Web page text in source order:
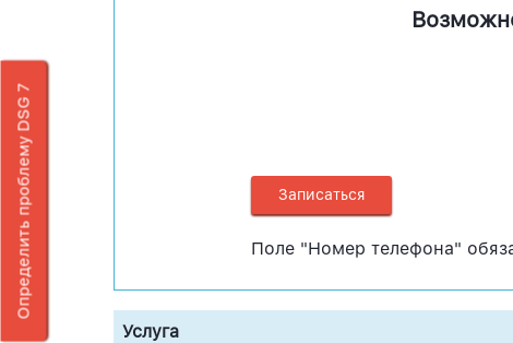
Поле "Номер телефона"
Услуга
Определить проблему DSG 7